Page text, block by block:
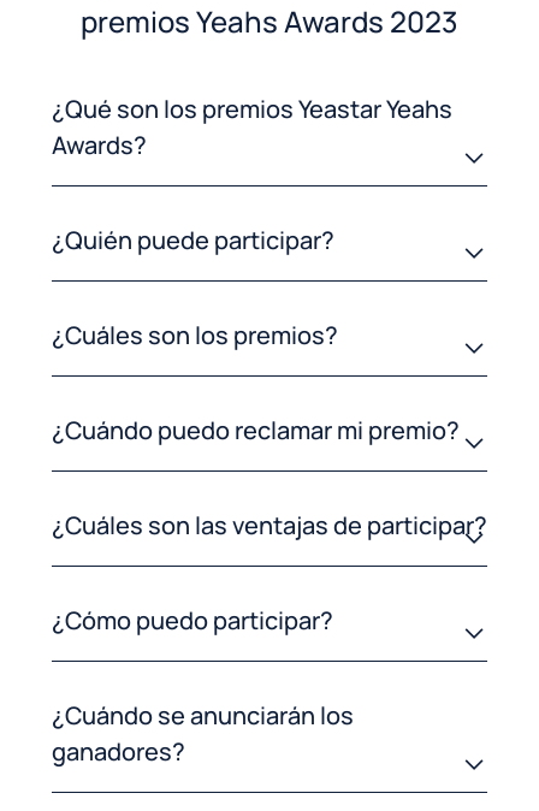
premios Yeahs Awards 2023
¿Qué son los premios Yeastar Yeahs
Awards?
¿Quién puede participar?
¿Cuáles son los premios?
¿Cuándo puedo reclamar mi premio?
¿Cuáles son las ventajas de participar?
¿Cómo puedo participar?
¿Cuándo se anunciarán los
ganadores?